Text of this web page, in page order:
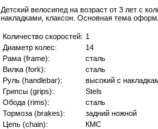
Детский велосипед на возраст от 3 лет с
накладками, клаксон. Основная тема
Количество скоростей: 1
Диаметр колес:
14
Рама (frame):
сталь
Вилка (fork):
сталь
Руль (handlebar):
высокий с
Грипсы (grips):
Stels
Обода (rims):
сталь
Тормоза (brakes):
задний ножной
Цепь (chain):
КМС